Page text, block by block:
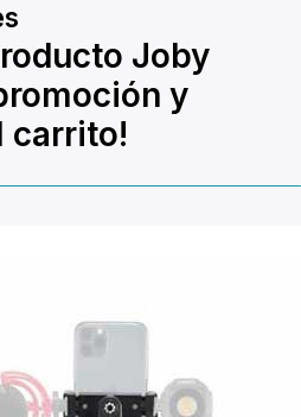
Joby
y
carrito!